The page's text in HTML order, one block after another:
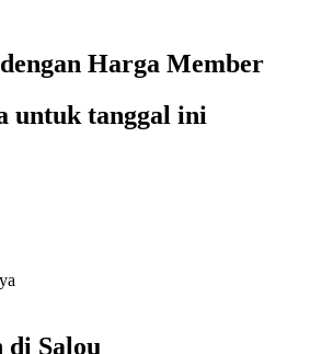
Harga Member
untuk tanggal ini
di Salou